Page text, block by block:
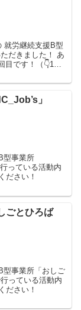
就労継続支援B型
だきました！ あ
です！（👇1回
」
型事業所
っている活動内
ださい！
ごとひろば
型事業所「おしご
っている活動内
ださい！